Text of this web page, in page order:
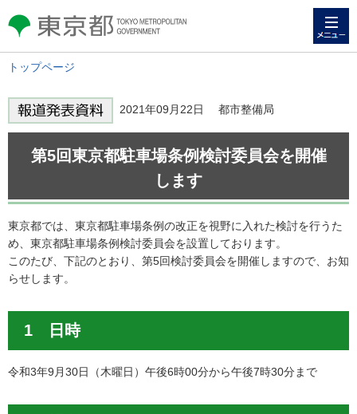
東京都 TOKYO METROPOLITAN
GOVERNMENT
トップページ
2021年09月22日 都市整備局
第5回東京都駐車場条例検討委員会を開催
します
東京都では、東京都駐車場条例の改正を視野に入れた検討を行うた
め、東京都駐車場条例検討委員会を設置しております。
このたび、下記のとおり、第5回検討委員会を開催しますので、お知
らせします。
1 日時
令和3年9月30日（木曜日）午後6時00分から午後7時30分まで